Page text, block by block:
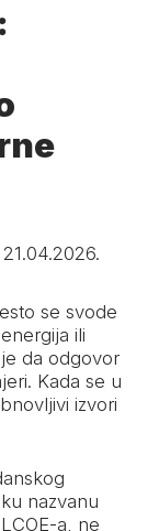
21.04.2026.
se svode
ili
da odgovor
Kada se u
izvori
nazvanu
a, ne